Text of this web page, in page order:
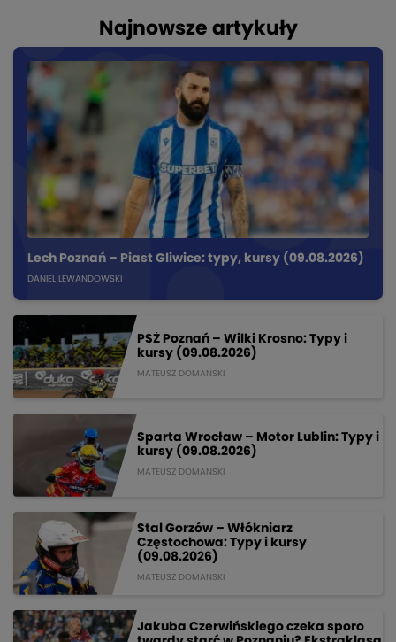
Najnowsze artykuły
Lech Poznań – Piast Gliwice: typy, kursy (09.08.2026)
DANIEL LEWANDOWSKI
PSŻ Poznań – Wilki Krosno: Typy i
kursy (09.08.2026)
MATEUSZ DOMANSKI
Sparta Wrocław – Motor Lublin: Typy i
kursy (09.08.2026)
MATEUSZ DOMANSKI
Stal Gorzów – Włókniarz
Częstochowa: Typy i kursy
(09.08.2026)
MATEUSZ DOMANSKI
Jakuba Czerwińskiego czeka sporo